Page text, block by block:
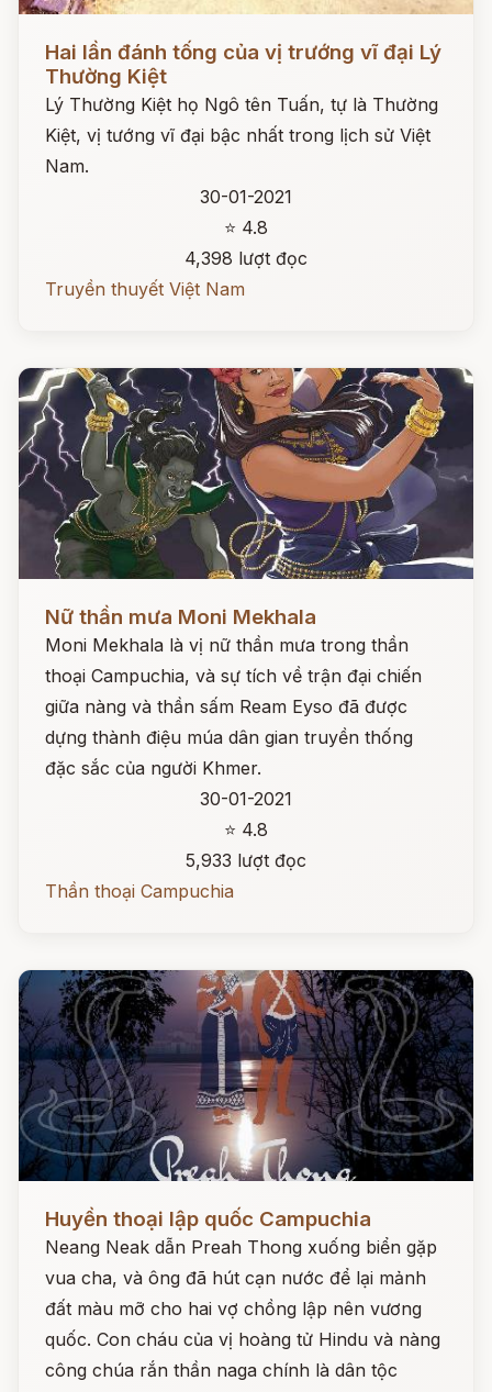
Đọc ngay
Hai lần đánh tống của vị trướng vĩ đại Lý
Thường Kiệt
Lý Thường Kiệt họ Ngô tên Tuấn, tự là Thường
Kiệt, vị tướng vĩ đại bậc nhất trong lịch sử Việt
Nam.
30-01-2021
⭐ 4.8
4,398 lượt đọc
Truyền thuyết Việt Nam
Nữ thần mưa Moni Mekhala
Moni Mekhala là vị nữ thần mưa trong thần
thoại Campuchia, và sự tích về trận đại chiến
giữa nàng và thần sấm Ream Eyso đã được
dựng thành điệu múa dân gian truyền thống
đặc sắc của người Khmer.
30-01-2021
⭐ 4.8
5,933 lượt đọc
Thần thoại Campuchia
Đọc ngay
Huyền thoại lập quốc Campuchia
Neang Neak dẫn Preah Thong xuống biển gặp
vua cha, và ông đã hút cạn nước để lại mảnh
đất màu mỡ cho hai vợ chồng lập nên vương
quốc. Con cháu của vị hoàng tử Hindu và nàng
công chúa rắn thần naga chính là dân tộc